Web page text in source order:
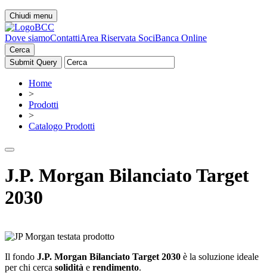
Chiudi menu
Dove siamoContattiArea Riservata SociBanca Online
Cerca
Home
>
Prodotti
>
Catalogo Prodotti
J.P. Morgan Bilanciato Target
2030
Il fondo J.P. Morgan Bilanciato Target 2030 è la soluzione ideale
per chi cerca solidità e rendimento.